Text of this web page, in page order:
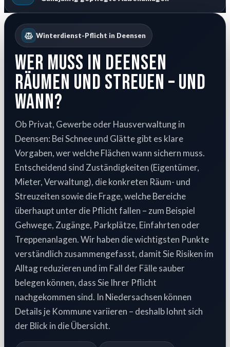
Winterdienst-Pflicht in Deensen
Wer muss in Deensen
räumen und streuen – und
wann?
Ob Privat, Gewerbe oder Hausverwaltung in
Deensen: Bei Schnee und Glätte gibt es klare
Vorgaben, wer welche Flächen wann sichern muss.
Entscheidend sind Zuständigkeiten (Eigentümer,
Mieter, Verwaltung), die konkreten Räum- und
Streuzeiten sowie die Frage, welche Bereiche
überhaupt unter die Pflicht fallen – zum Beispiel
Gehwege, Zugänge, Parkplätze, Einfahrten oder
Treppenanlagen. Wir haben die wichtigsten Punkte
verständlich zusammengefasst, damit Sie Risiken im
Alltag reduzieren und im Fall der Fälle sauber
belegen können, dass Sie Ihrer Pflicht
nachgekommen sind. In Niedersachsen können
Details je Kommune variieren – deshalb lohnt sich
der Blick in die Übersicht.